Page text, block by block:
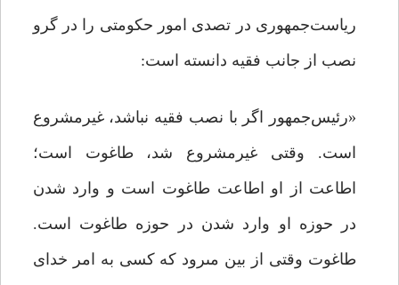
ریاست‌جمهوری در تصدی امور حکومتی را در گرو
نصب از جانب فقیه دانسته است:
«رئیس‌جمهور اگر با نصب فقیه نباشد، غیرمشروع
است. وقتى غیرمشروع شد، طاغوت است؛
اطاعت از او اطاعت طاغوت است و وارد شدن
در حوزه او وارد شدن در حوزه طاغوت است.
طاغوت وقتى از بین مى‏رود که کسی به امر خداى